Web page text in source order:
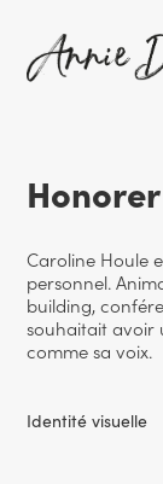
Caroline Houle
personnel.
building,
souhaitait avoir
comme sa voix.
Identité visuelle